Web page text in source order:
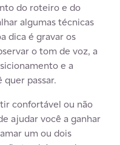
do roteiro e do
algumas técnicas
dica é gravar os
o tom de voz, a
e a
passar.
confortável ou não
ajudar você a ganhar
um ou dois